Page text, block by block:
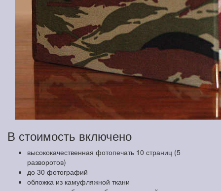
В стоимость включено
высококачественная фотопечать 10 страниц (5
разворотов)
до 30 фотографий
обложка из камуфляжной ткани